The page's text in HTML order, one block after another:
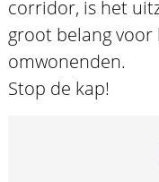
corridor, is het
groot belang
omwonenden.
Stop de kap!